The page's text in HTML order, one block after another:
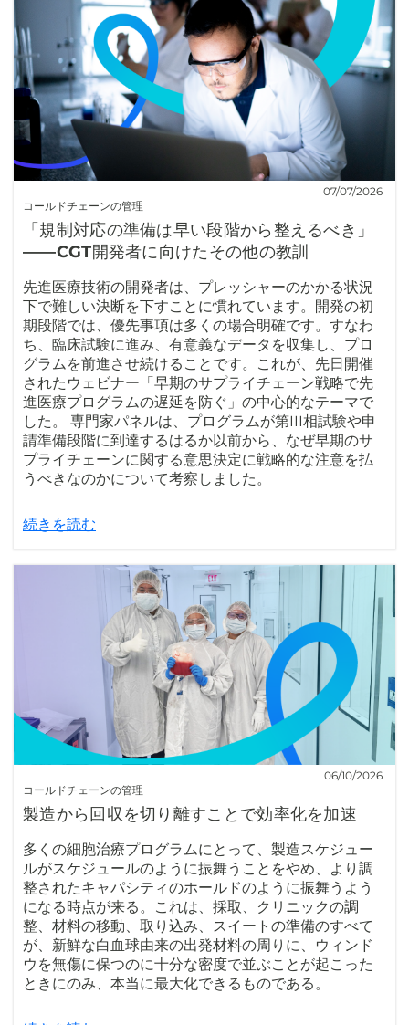
コールドチェーンの管理
07/07/2026
「規制対応の準備は早い段階から整えるべき」
――CGT開発者に向けたその他の教訓
先進医療技術の開発者は、プレッシャーのかかる状況
下で難しい決断を下すことに慣れています。開発の初
期段階では、優先事項は多くの場合明確です。すなわ
ち、臨床試験に進み、有意義なデータを収集し、プロ
グラムを前進させ続けることです。これが、先日開催
されたウェビナー「早期のサプライチェーン戦略で先
進医療プログラムの遅延を防ぐ」の中心的なテーマで
した。 専門家パネルは、プログラムが第III相試験や申
請準備段階に到達するはるか以前から、なぜ早期のサ
プライチェーンに関する意思決定に戦略的な注意を払
うべきなのかについて考察しました。
続きを読む
コールドチェーンの管理
06/10/2026
製造から回収を切り離すことで効率化を加速
多くの細胞治療プログラムにとって、製造スケジュー
ルがスケジュールのように振舞うことをやめ、より調
整されたキャパシティのホールドのように振舞うよう
になる時点が来る。これは、採取、クリニックの調
整、材料の移動、取り込み、スイートの準備のすべて
が、新鮮な白血球由来の出発材料の周りに、ウィンド
ウを無傷に保つのに十分な密度で並ぶことが起こった
ときにのみ、本当に最大化できるものである。